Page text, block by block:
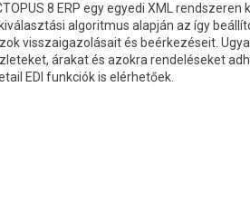
8 ERP egy egyedi XML
algoritmus alapján az így
visszaigazolásait és beérkezéseit.
árakat és azokra rendeléseket
EDI funkciók is elérhetőek.